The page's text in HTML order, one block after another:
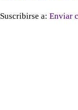
Suscribirse a: Enviar